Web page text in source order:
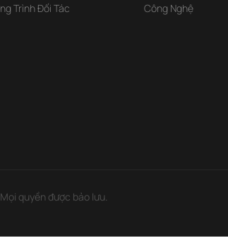
Trình Đối Tác Công Nghệ
quyền được bảo lưu.